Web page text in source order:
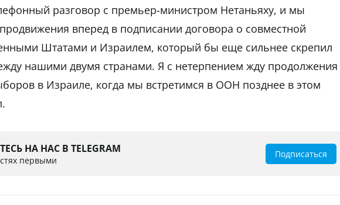
разговор с премьер-министром Нетаньяху, и мы
вперед в подписании договора о совместной
Штатами и Израилем, который бы еще сильнее скрепил
нашими двумя странами. Я с нетерпением жду продолжения
в Израиле, когда мы встретимся в ООН позднее в этом
НА НАС В TELEGRAM
первыми
Подписаться